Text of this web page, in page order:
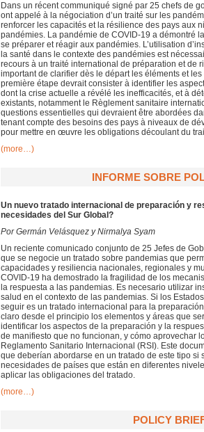
Dans un récent communiqué signé par 25 chefs de
ont appelé à la négociation d’un traité sur les
renforcer les capacités et la résilience des pays aux
pandémies. La pandémie de COVID-19 a démontré
se préparer et réagir aux pandémies. L’utilisation
la santé dans le contexte des pandémies est
recours à un traité international de préparation et de
important de clarifier dès le départ les éléments et
première étape devrait consister à identifier les
dont la crise actuelle a révélé les inefficacités, et à
existants, notamment le Règlement sanitaire
questions essentielles qui devraient être abordées
tenant compte des besoins des pays à niveaux de
pour mettre en œuvre les obligations découlant du
(more…)
INFORME SOBRE
Un nuevo tratado internacional de preparación y
necesidades del Sur Global?
Por Germán Velásquez y Nirmalya Syam
Un reciente comunicado conjunto de 25 Jefes de
que se negocie un tratado sobre pandemias que
capacidades y resiliencia nacionales, regionales y
COVID-19 ha demostrado la fragilidad de los
la respuesta a las pandemias. Es necesario utilizar
salud en el contexto de las pandemias. Si los
seguir es un tratado internacional para la
claro desde el principio los elementos y áreas que
identificar los aspectos de la preparación y la
de manifiesto que no funcionan, y cómo aprovechar
Reglamento Sanitario Internacional (RSI). Este
que deberían abordarse en un tratado de este tipo
necesidades de países que están en diferentes
aplicar las obligaciones del tratado.
(more…)
POLICY